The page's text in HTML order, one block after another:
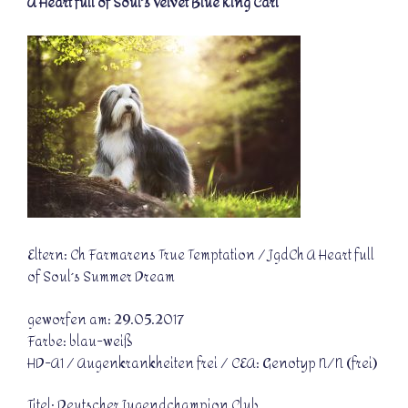
Eltern: Ch Farmarens True Temptation / JgdCh A Heart full
of Soul´s Summer Dream
geworfen am: 29.05.2017
Farbe: blau-weiß
HD-A1 / Augenkrankheiten frei / CEA: Genotyp N/N (frei)